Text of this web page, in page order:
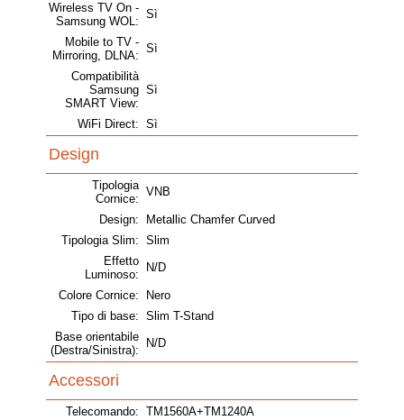
Wireless TV On -
Samsung WOL:
Sì
Mobile to TV -
Mirroring, DLNA:
Sì
Compatibilità
Samsung
SMART View:
Sì
WiFi Direct: Sì
Design
Tipologia
Cornice:
VNB
Design:
Metallic Chamfer Curved
Tipologia Slim: Slim
Effetto
Luminoso:
N/D
Colore Cornice:
Nero
Tipo di base: Slim T-Stand
Base orientabile
(Destra/Sinistra):
N/D
Accessori
Telecomando: TM1560A+TM1240A